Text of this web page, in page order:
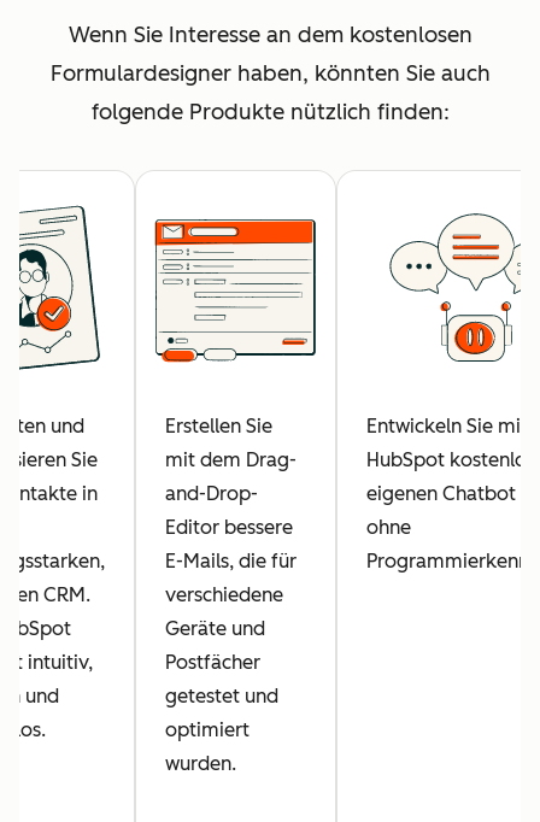
Wenn Sie Interesse an dem kostenlosen
Formulardesigner haben, könnten Sie auch
folgende Produkte nützlich finden:
und
Sie
in
CRM.
ist intuitiv,
und
Erstellen Sie
mit dem Drag-
and-Drop-
Editor bessere
E-Mails, die für
verschiedene
Geräte und
Postfächer
getestet und
optimiert
wurden.
Entwickeln Sie mit
HubSpot kostenlos
eigenen Chatbot –
ohne